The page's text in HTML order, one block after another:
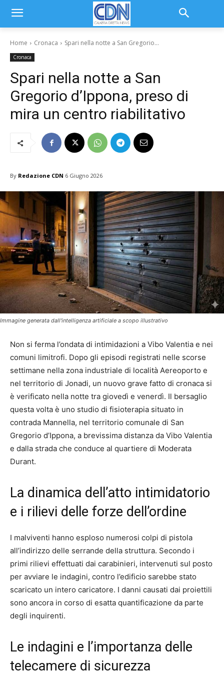
Home Cronaca Spari nella notte a San Gregorio...
Cronaca
Spari nella notte a San
Gregorio d’Ippona, preso di
mira un centro riabilitativo
By Redazione CDN 6 Giugno 2026
Immagine generata dall'intelligenza artificiale a scopo illustrativo
Non si ferma l’ondata di intimidazioni a Vibo Valentia e nei
comuni limitrofi. Dopo gli episodi registrati nelle scorse
settimane nella zona industriale di località Aereoporto e
nel territorio di Jonadi, un nuovo grave fatto di cronaca si
è verificato nella notte tra giovedì e venerdì. Il bersaglio
questa volta è uno studio di fisioterapia situato in
contrada Mannella, nel territorio comunale di San
Gregorio d’Ippona, a brevissima distanza da Vibo Valentia
e dalla strada che conduce al quartiere di Moderata
Durant.
La dinamica dell’atto intimidatorio
e i rilievi delle forze dell’ordine
I malviventi hanno esploso numerosi colpi di pistola
all’indirizzo delle serrande della struttura. Secondo i
primi rilievi effettuati dai carabinieri, intervenuti sul posto
per avviare le indagini, contro l’edificio sarebbe stato
scaricato un intero caricatore. I danni causati dai proiettili
sono ancora in corso di esatta quantificazione da parte
degli inquirenti.
Le indagini e l’importanza delle
telecamere di sicurezza